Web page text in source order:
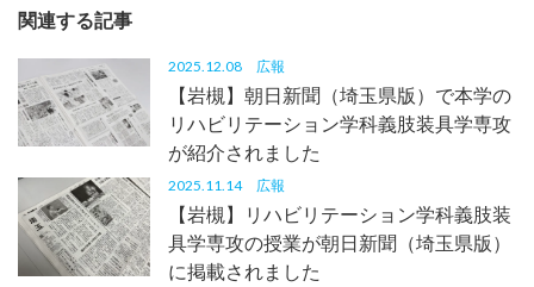
関連する記事
2025.12.08 広報
【岩槻】朝日新聞（埼玉県版）で本学の
リハビリテーション学科義肢装具学専攻
が紹介されました
2025.11.14 広報
【岩槻】リハビリテーション学科義肢装
具学専攻の授業が朝日新聞（埼玉県版）
に掲載されました